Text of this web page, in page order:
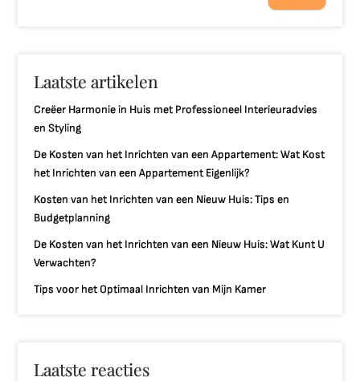
Laatste artikelen
Creëer Harmonie in Huis met Professioneel Interieuradvies
en Styling
De Kosten van het Inrichten van een Appartement: Wat Kost
het Inrichten van een Appartement Eigenlijk?
Kosten van het Inrichten van een Nieuw Huis: Tips en
Budgetplanning
De Kosten van het Inrichten van een Nieuw Huis: Wat Kunt U
Verwachten?
Tips voor het Optimaal Inrichten van Mijn Kamer
Laatste reacties